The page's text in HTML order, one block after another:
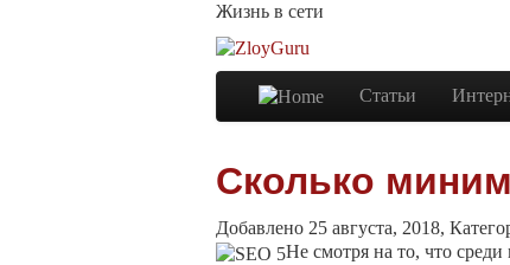
Жизнь в сети
Статьи
Сколько
Добавлено 25 августа, 2018,
Не смотря на то, что